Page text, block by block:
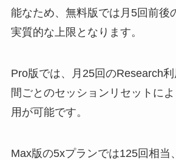
能なため、無料版では月5回前後
実質的な上限となります。
Pro版では、月25回のResearch
間ごとのセッションリセットに
用が可能です。
Max版の5xプランでは125回相当